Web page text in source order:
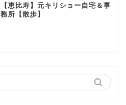
【恵比寿】元キリショー自宅＆事
務所【散歩】